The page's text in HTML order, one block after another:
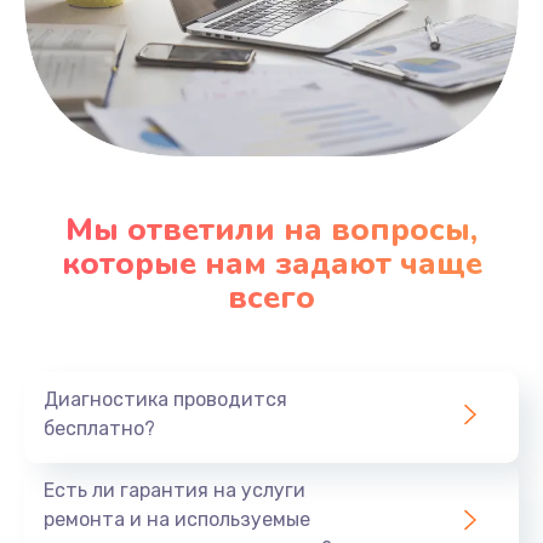
Мы ответили на вопросы,
которые нам задают чаще
всего
Диагностика проводится
бесплатно?
Есть ли гарантия на услуги
ремонта и на используемые